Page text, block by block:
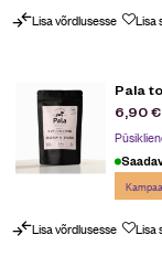
Lisa võrdlusesse Lisa
Pala
6,90€
Lisa võrdlusesse Lisa